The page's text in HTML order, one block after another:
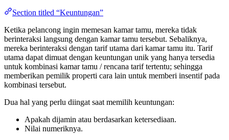
Section titled “Keuntungan”
Ketika pelancong ingin memesan kamar tamu, mereka tidak
berinteraksi langsung dengan kamar tamu tersebut. Sebaliknya,
mereka berinteraksi dengan tarif utama dari kamar tamu itu. Tarif
utama dapat dimuat dengan keuntungan unik yang hanya tersedia
untuk kombinasi kamar tamu / rencana tarif tertentu; sehingga
memberikan pemilik properti cara lain untuk memberi insentif pada
kombinasi tersebut.
Dua hal yang perlu diingat saat memilih keuntungan:
Apakah dijamin atau berdasarkan ketersediaan.
Nilai numeriknya.